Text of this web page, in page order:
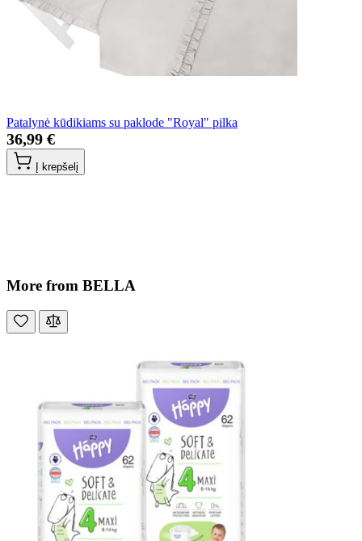
Patalynė kūdikiams su paklode "Royal" pilka
36,99 €
Į krepšelį
More from BELLA